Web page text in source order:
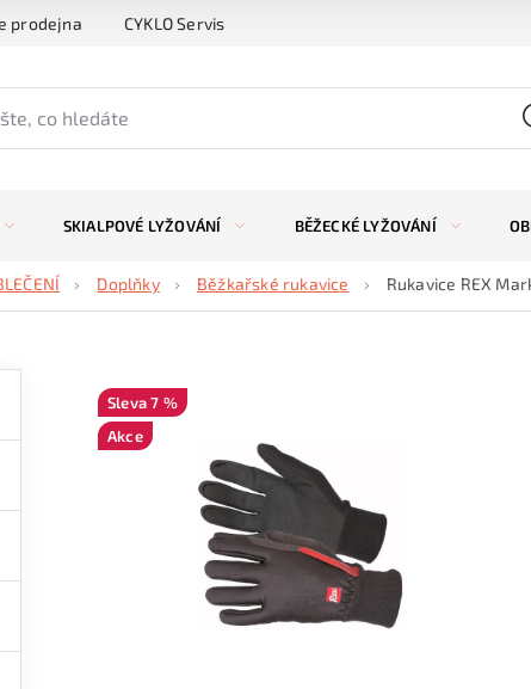
prodejna CYKLO Servis
SKIALPOVÉ LYŽOVÁNÍ BĚŽECKÉ LYŽOVÁNÍ
Doplňky Běžkařské rukavice Rukavice REX
7 %
Akce